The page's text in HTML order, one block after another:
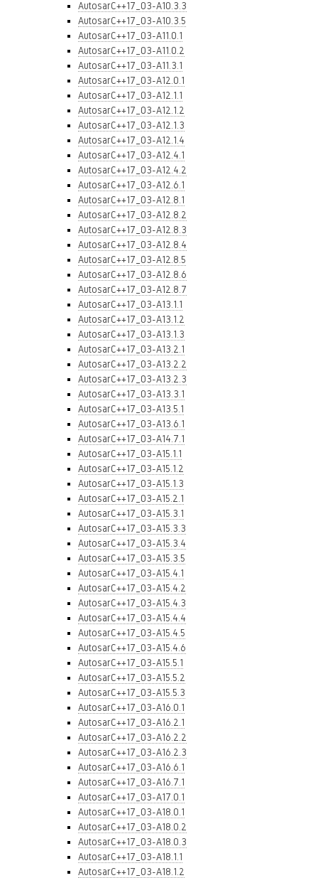
AutosarC++17_03-A10.3.3
AutosarC++17_03-A10.3.5
AutosarC++17_03-A11.0.1
AutosarC++17_03-A11.0.2
AutosarC++17_03-A11.3.1
AutosarC++17_03-A12.0.1
AutosarC++17_03-A12.1.1
AutosarC++17_03-A12.1.2
AutosarC++17_03-A12.1.3
AutosarC++17_03-A12.1.4
AutosarC++17_03-A12.4.1
AutosarC++17_03-A12.4.2
AutosarC++17_03-A12.6.1
AutosarC++17_03-A12.8.1
AutosarC++17_03-A12.8.2
AutosarC++17_03-A12.8.3
AutosarC++17_03-A12.8.4
AutosarC++17_03-A12.8.5
AutosarC++17_03-A12.8.6
AutosarC++17_03-A12.8.7
AutosarC++17_03-A13.1.1
AutosarC++17_03-A13.1.2
AutosarC++17_03-A13.1.3
AutosarC++17_03-A13.2.1
AutosarC++17_03-A13.2.2
AutosarC++17_03-A13.2.3
AutosarC++17_03-A13.3.1
AutosarC++17_03-A13.5.1
AutosarC++17_03-A13.6.1
AutosarC++17_03-A14.7.1
AutosarC++17_03-A15.1.1
AutosarC++17_03-A15.1.2
AutosarC++17_03-A15.1.3
AutosarC++17_03-A15.2.1
AutosarC++17_03-A15.3.1
AutosarC++17_03-A15.3.3
AutosarC++17_03-A15.3.4
AutosarC++17_03-A15.3.5
AutosarC++17_03-A15.4.1
AutosarC++17_03-A15.4.2
AutosarC++17_03-A15.4.3
AutosarC++17_03-A15.4.4
AutosarC++17_03-A15.4.5
AutosarC++17_03-A15.4.6
AutosarC++17_03-A15.5.1
AutosarC++17_03-A15.5.2
AutosarC++17_03-A15.5.3
AutosarC++17_03-A16.0.1
AutosarC++17_03-A16.2.1
AutosarC++17_03-A16.2.2
AutosarC++17_03-A16.2.3
AutosarC++17_03-A16.6.1
AutosarC++17_03-A16.7.1
AutosarC++17_03-A17.0.1
AutosarC++17_03-A18.0.1
AutosarC++17_03-A18.0.2
AutosarC++17_03-A18.0.3
AutosarC++17_03-A18.1.1
AutosarC++17_03-A18.1.2